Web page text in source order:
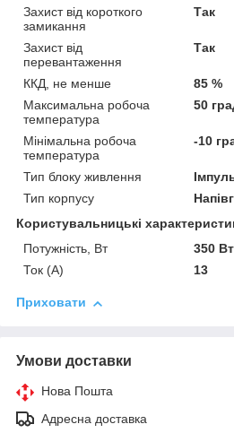
Захист від короткого
замикання
Так
Захист від
перевантаження
Так
ККД, не менше
85 %
Максимальна робоча
температура
50
Мінімальна робоча
температура
-10
Тип блоку живлення
Тип корпусу
Користувальницькі
Потужність, Вт
350 Вт
Ток (A)
13
Приховати
Умови доставки
Нова Пошта
Адресна доставка